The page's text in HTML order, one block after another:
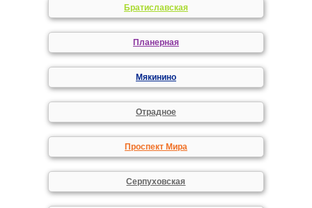
Братиславская
Планерная
Мякинино
Отрадное
Проспект Мира
Серпуховская